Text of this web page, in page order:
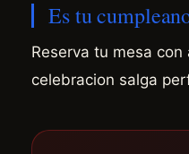
Es tu
Reserva tu mesa
celebracion salga